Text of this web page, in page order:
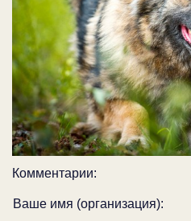
Комментарии:
Ваше имя (организация):